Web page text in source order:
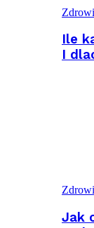
Ile
I
Jak